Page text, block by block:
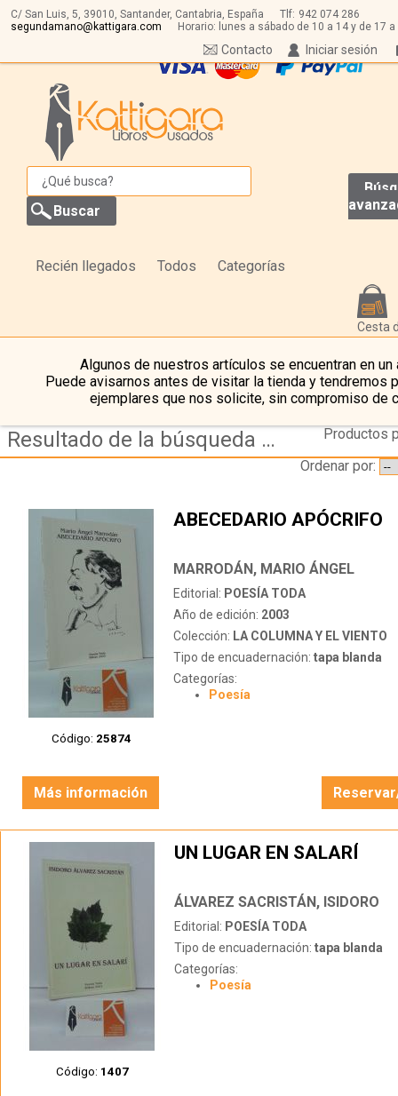
C/ San Luis, 5, 39010, Santander, Cantabria, España Tlf: 942 074 286
segundamano@kattigara.com
Horario: lunes a sábado de 10 a 14 y de 17 a
Iniciar sesión
Contacto
Recién llegados Todos Categorías
Cesta
Algunos de nuestros artículos se encuentran en un
Puede avisarnos antes de visitar la tienda y tendremos
ejemplares que nos solicite, sin compromiso de
Resultado de la búsqueda de editorial poesia-toda
Productos
Ordenar por:
Código: 25874
ABECEDARIO APÓCRIFO
MARRODÁN, MARIO ÁNGEL
Editorial: POESÍA TODA
Año de edición: 2003
Colección: LA COLUMNA Y EL VIENTO
Tipo de encuadernación: tapa blanda
Categorías:
Poesía
Más información
Código: 1407
UN LUGAR EN SALARÍ
ÁLVAREZ SACRISTÁN, ISIDORO
Editorial: POESÍA TODA
Tipo de encuadernación: tapa blanda
Categorías:
Poesía